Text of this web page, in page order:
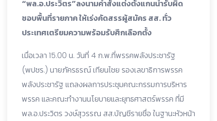
“พล.อ.ประวิตร”ลงนามคำสั่งแต่งตั้งแกนนำรับผิด
ชอบพื้นที่รายภาค ให้เร่งคัดสรรผู้สมัคร สส. ทั่ว
ประเทศเตรียมความพร้อมรับศึกเลือกตั้ง
เมื่อเวลา 15.00 น. วันที่ 4 ก.พ.ที่พรรคพลังประชารัฐ
(พปชร.) นายภัครธรณ์ เทียนไชย รองเลขาธิการพรรค
พลังประชารัฐ แถลงผลการประชุมคณะกรรมการบริหาร
พรรค และคณะทำงานนโยบายและยุทธศาสตร์พรรค ที่มี
พล.อ.ประวิตร วงษ์สุวรรณ สส.บัญชีรายชื่อ ในฐานะหัวหน้า